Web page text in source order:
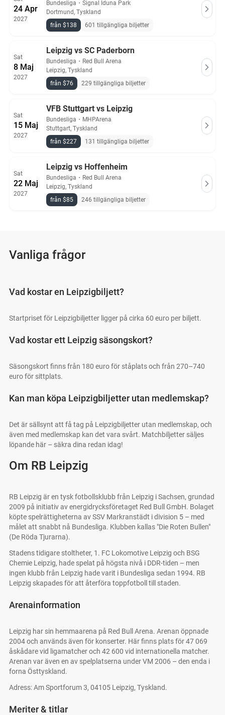
24 Apr
2027
Bundesliga ・ Signal Iduna Park
Dortmund, Tyskland
från $138
601 tillgängliga biljetter
Sat
8 Maj
2027
Leipzig vs SC Paderborn
Bundesliga ・ Red Bull Arena
Leipzig, Tyskland
från $76
229 tillgängliga biljetter
Sat
15 Maj
2027
VFB Stuttgart vs Leipzig
Bundesliga ・ MHPArena
Stuttgart, Tyskland
från $227
131 tillgängliga biljetter
Sat
22 Maj
2027
Leipzig vs Hoffenheim
Bundesliga ・ Red Bull Arena
Leipzig, Tyskland
från $85
246 tillgängliga biljetter
Vanliga frågor
Vad kostar en Leipzigbiljett?
Startpriset för Leipzigbiljetter ligger på cirka 60 euro per biljett.
Vad kostar ett Leipzig säsongskort?
Säsongskort finns från 180 euro för ståplats och från 270–740
euro för sittplats.
Kan man köpa Leipzigbiljetter utan medlemskap?
Det är sällsynt att få tag på Leipzigbiljetter utan medlemskap, och
även med medlemskap kan det vara svårt. Matchbiljetter säljes
löpande här – säkra dina redan idag!
Om RB Leipzig
RB Leipzig är en tysk fotbollsklubb från Leipzig i Sachsen, grundad
2009 på initiativ av energidrycksföretaget Red Bull GmbH. Bolaget
köpte spelrättigheterna av SSV Markranstädt i division 5 – med
målet att snabbt nå Bundesliga. Klubben kallas "Die Roten Bullen"
(De Röda Tjurarna).
Stadens tidigare stoltheter, 1. FC Lokomotive Leipzig och BSG
Chemie Leipzig, hade spelat på högsta nivå i DDR-tiden – men
ingen klubb från Leipzig hade varit i Bundesliga sedan 1994. RB
Leipzig skapades för att återföra toppfotboll till staden.
Arenainformation
Leipzig har sin hemmaarena på Red Bull Arena. Arenan öppnade
2004 och används även för konserter. Här finns plats för 47 069
åskådare vid ligamatcher och 42 600 vid internationella matcher.
Arenan var även en av spelplatserna under VM 2006 – den enda i
forna Östtyskland.
Adress: Am Sportforum 3, 04105 Leipzig, Tyskland.
Meriter & titlar